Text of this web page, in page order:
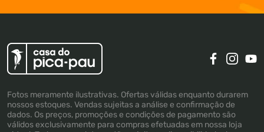
Fotos meramente ilustrativas. Ofertas válidas enquanto durarem
nossos estoques. Vendas sujeitas a análise e confirmação de
dados. Os preços, promoções e condições de pagamento são
válidos exclusivamente para compras efetuadas em nossa loja